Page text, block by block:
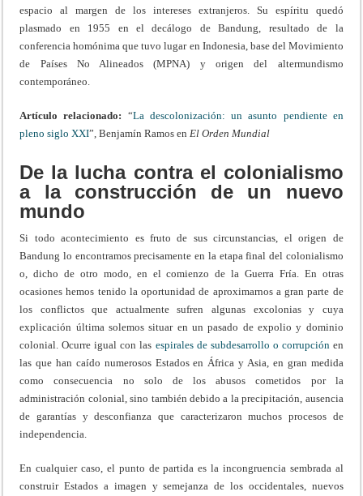
espacio al margen de los intereses extranjeros. Su espíritu quedó
plasmado en 1955 en el decálogo de Bandung, resultado de la
conferencia homónima que tuvo lugar en Indonesia, base del Movimiento
de Países No Alineados (MPNA) y origen del altermundismo
contemporáneo.
Artículo relacionado: “La descolonización: un asunto pendiente en
pleno siglo XXI”, Benjamín Ramos en El Orden Mundial
De la lucha contra el colonialismo
a la construcción de un nuevo
mundo
Si todo acontecimiento es fruto de sus circunstancias, el origen de
Bandung lo encontramos precisamente en la etapa final del colonialismo
o, dicho de otro modo, en el comienzo de la Guerra Fría. En otras
ocasiones hemos tenido la oportunidad de aproximarnos a gran parte de
los conflictos que actualmente sufren algunas excolonias y cuya
explicación última solemos situar en un pasado de expolio y dominio
colonial. Ocurre igual con las espirales de subdesarrollo o corrupción en
las que han caído numerosos Estados en África y Asia, en gran medida
como consecuencia no solo de los abusos cometidos por la
administración colonial, sino también debido a la precipitación, ausencia
de garantías y desconfianza que caracterizaron muchos procesos de
independencia.
En cualquier caso, el punto de partida es la incongruencia sembrada al
construir Estados a imagen y semejanza de los occidentales, nuevos